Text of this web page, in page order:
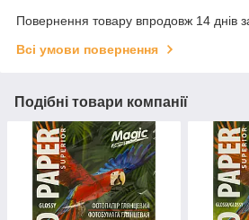
Повернення товару впродовж 14 днів
Всі умови повернення
Подібні товари компанії